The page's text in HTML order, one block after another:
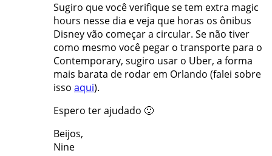
Sugiro que você verifique se tem extra magic
hours nesse dia e veja que horas os ônibus
Disney vão começar a circular. Se não tiver
como mesmo você pegar o transporte para o
Contemporary, sugiro usar o Uber, a forma
mais barata de rodar em Orlando (falei sobre
isso aqui).
Espero ter ajudado 🙂
Beijos,
Nine